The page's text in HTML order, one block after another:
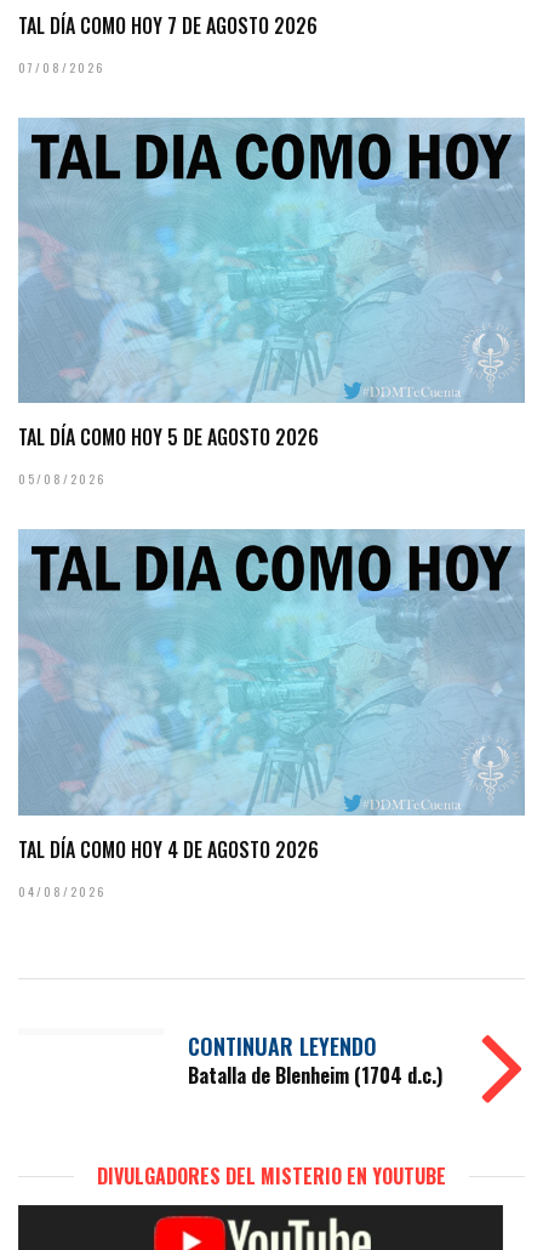
TAL DÍA COMO HOY 7 DE AGOSTO 2026
07/08/2026
TAL DÍA COMO HOY 5 DE AGOSTO 2026
05/08/2026
TAL DÍA COMO HOY 4 DE AGOSTO 2026
04/08/2026
CONTINUAR LEYENDO
Batalla de Blenheim (1704 d.c.)
DIVULGADORES DEL MISTERIO EN YOUTUBE